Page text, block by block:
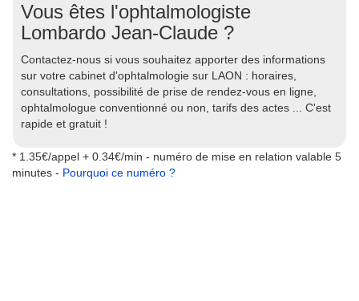
Vous êtes l'ophtalmologiste
Lombardo Jean-Claude ?
Contactez-nous si vous souhaitez apporter des informations
sur votre cabinet d'ophtalmologie sur LAON : horaires,
consultations, possibilité de prise de rendez-vous en ligne,
ophtalmologue conventionné ou non, tarifs des actes ... C'est
rapide et gratuit !
* 1.35€/appel + 0.34€/min - numéro de mise en relation valable 5
minutes - Pourquoi ce numéro ?